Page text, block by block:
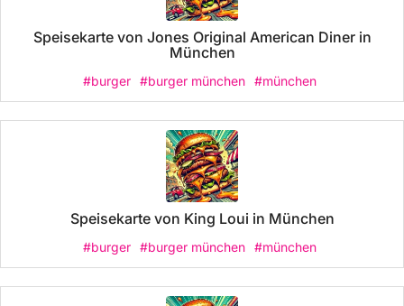
Speisekarte von Jones Original American Diner in
München
#burger #burger münchen #münchen
Speisekarte von King Loui in München
#burger #burger münchen #münchen